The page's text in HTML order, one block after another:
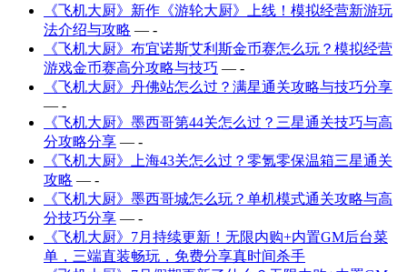
《飞机大厨》新作《游轮大厨》上线！模拟经营新游玩
法介绍与攻略 — -
《飞机大厨》布宜诺斯艾利斯金币赛怎么玩？模拟经营
游戏金币赛高分攻略与技巧 — -
《飞机大厨》丹佛站怎么过？满星通关攻略与技巧分享
— -
《飞机大厨》墨西哥第44关怎么过？三星通关技巧与高
分攻略分享 — -
《飞机大厨》上海43关怎么过？零氪零保温箱三星通关
攻略 — -
《飞机大厨》墨西哥城怎么玩？单机模式通关攻略与高
分技巧分享 — -
《飞机大厨》7月持续更新！无限内购+内置GM后台菜
单，三端直装畅玩，免费分享真时间杀手